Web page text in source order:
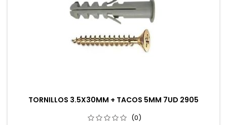
TORNILLOS 3.5X30MM + TACOS 5MM 7UD 2905
(0)